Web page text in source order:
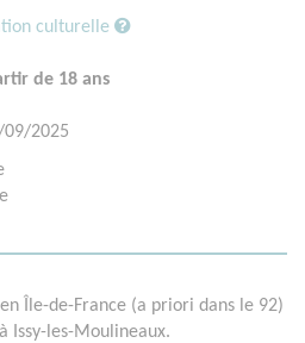
culturelle
de 18 ans
09/2025
Île-de-France (a priori dans le 92)
Issy-les-Moulineaux.